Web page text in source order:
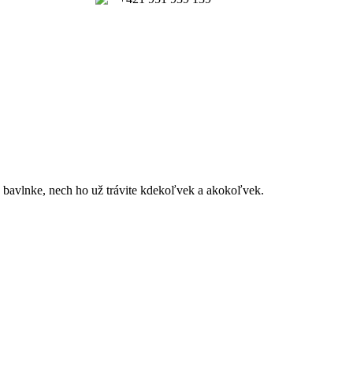
nech ho už trávite kdekoľvek a akokoľvek.